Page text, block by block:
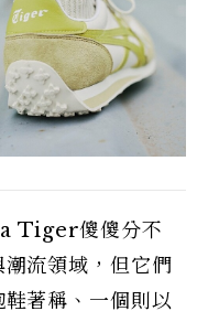
Tiger傻傻分不
流領域，但它們
著稱、一個則以